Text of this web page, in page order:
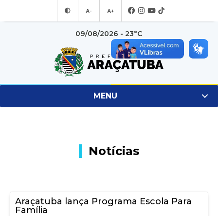
A- A+
09/08/2026 - 23°C
MENU
Notícias
Araçatuba lança Programa Escola Para
Família